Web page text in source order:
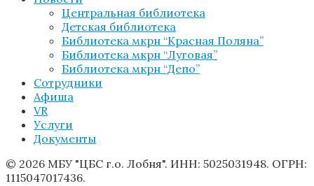
Центральная библиотека
Детская библиотека
Библиотека мкрн “Красная Поляна”
Библиотека мкрн “Луговая”
Библиотека мкрн “Депо”
Сотрудники
Афиша
VR
Услуги
Документы
© 2026 МБУ "ЦБС г.о. Лобня". ИНН: 5025031948. ОГРН:
1115047017436.